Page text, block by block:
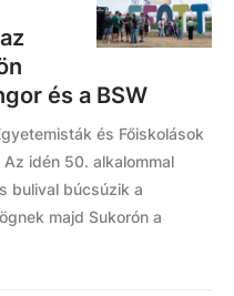
és a BSW
és Főiskolások
idén 50. alkalommal
bulival búcsúzik a
majd Sukorón a